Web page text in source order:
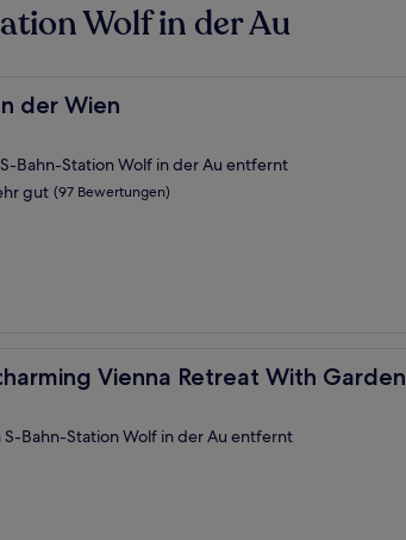
Wolf in der Au
der Wien
Wien
S-Bahn-Station Wolf in der Au entfernt
gut (97 Bewertungen)
Vienna Retreat With Garden
Vienna Retreat With Garden
S-Bahn-Station Wolf in der Au entfernt